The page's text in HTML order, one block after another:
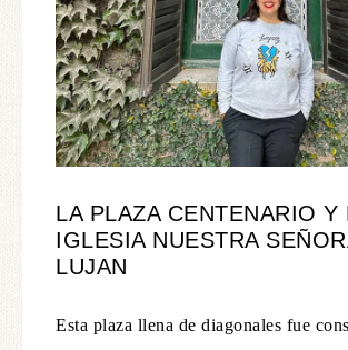
LA PLAZA CENTENARIO Y
IGLESIA NUESTRA
LUJAN
Esta plaza llena de diagonales fue